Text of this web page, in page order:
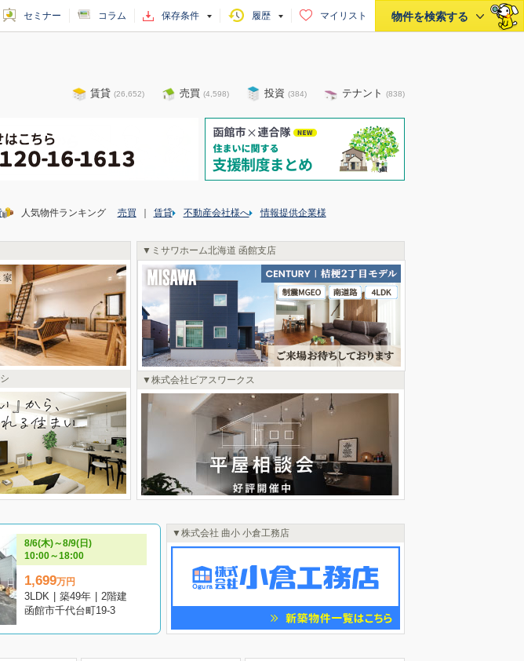
セミナー コラム 保存条件 履歴 マイリスト 物件を検索する
賃貸 (26,652) 売買 (4,598) 投資 (384) テナント (838)
人気物件ランキング 売買 賃貸 不動産会社様へ 情報提供企業様
ミサワホーム北海道 函館支店
株式会社ビアスワークス
8/6(木)～8/9(日)
10:00～18:00
1,699万円
3LDK 築49年
2階建
函館市千代台町19-3
株式会社 曲小 小倉工務店
ご迷惑をおかけして申し訳ございませんが
少々お待ちください。